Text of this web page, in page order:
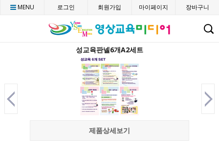
CMENU 로그인 회원가입 마이페이지 장바구니
성교육판넬6개A2세트
제품상세보기